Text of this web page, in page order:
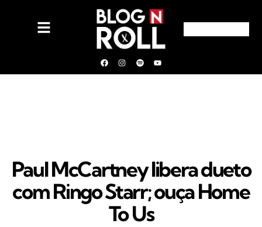
Paul McCartney libera dueto
com Ringo Starr; ouça Home
To Us